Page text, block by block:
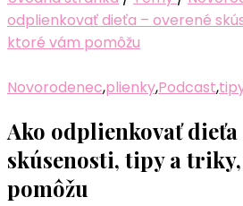
odplienkovať dieťa – overené
ktoré vám pomôžu
Novorodenec,plienky,Podcast,
Ako odplienkovať dieťa
skúsenosti, tipy a
pomôžu